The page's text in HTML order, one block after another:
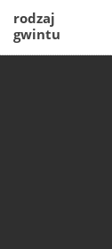
rodzaj
gwintu